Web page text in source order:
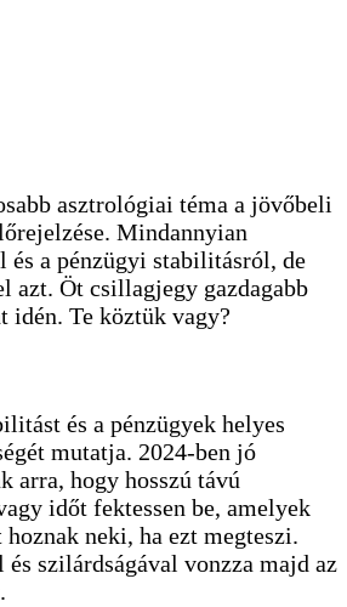
asztrológiai téma a jövőbeli
Mindannyian
és a pénzügyi stabilitásról, de
azt. Öt csillagjegy gazdagabb
idén. Te köztük vagy?
és a pénzügyek helyes
mutatja. 2024-ben jó
arra, hogy hosszú távú
időt fektessen be, amelyek
neki, ha ezt megteszi.
és szilárdságával vonzza majd az